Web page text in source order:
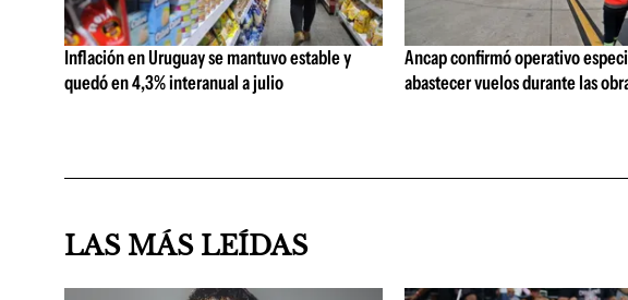
Inflación en Uruguay se mantuvo estable y
quedó en 4,3% interanual a julio
Ancap confirmó operativo
abastecer vuelos durante las
LAS MÁS LEÍDAS